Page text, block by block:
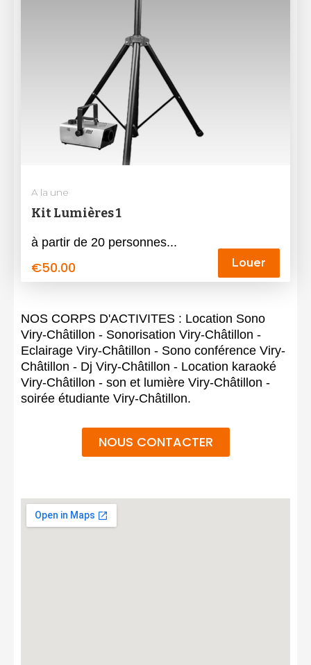
A la une
Kit Lumières 1
à partir de 20 personnes...
€50.00 Louer
NOS CORPS D'ACTIVITES : Location Sono
Viry-Châtillon - Sonorisation Viry-Châtillon -
Eclairage Viry-Châtillon - Sono conférence Viry-
Châtillon - Dj Viry-Châtillon - Location karaoké
Viry-Châtillon - son et lumière Viry-Châtillon -
soirée étudiante Viry-Châtillon.
NOUS CONTACTER